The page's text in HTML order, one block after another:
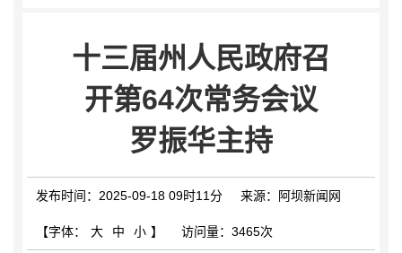
疫情防控
十三届州人民政府召
开第64次常务会议
罗振华主持
发布时间：2025-09-18 09时11分 来源：阿坝新闻网
【字体： 大 中 小 】 访问量： 3465次